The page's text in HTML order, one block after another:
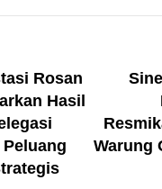
Rosan
Hasil
Warung